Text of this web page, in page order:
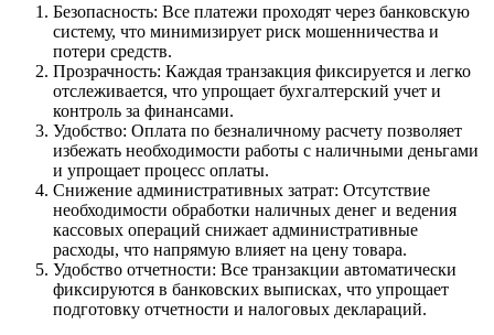
Безопасность: Все платежи проходят через банковскую
систему, что минимизирует риск мошенничества и
потери средств.
Прозрачность: Каждая транзакция фиксируется и легко
отслеживается, что упрощает бухгалтерский учет и
контроль за финансами.
Удобство: Оплата по безналичному расчету позволяет
избежать необходимости работы с наличными деньгами
и упрощает процесс оплаты.
Снижение административных затрат: Отсутствие
необходимости обработки наличных денег и ведения
кассовых операций снижает административные
расходы, что напрямую влияет на цену товара.
Удобство отчетности: Все транзакции автоматически
фиксируются в банковских выписках, что упрощает
подготовку отчетности и налоговых деклараций.